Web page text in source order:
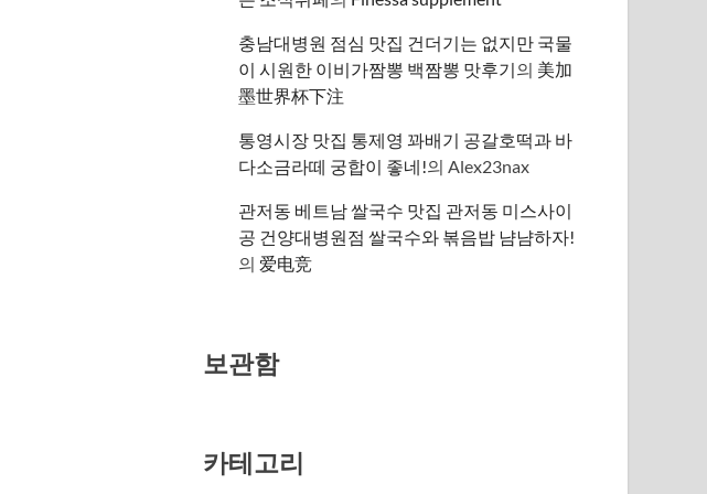
충남대병원 점심 맛집 건더기는 없지만 국물
이 시원한 이비가짬뽕 백짬뽕 맛후기의 美加
墨世界杯下注
통영시장 맛집 통제영 꽈배기 공갈호떡과 바
다소금라떼 궁합이 좋네!의Alex23nax
관저동 베트남 쌀국수 맛집 관저동 미스사이
공 건양대병원점 쌀국수와 볶음밥 냠냠하자!
의 爱电竞
보관함
카테고리